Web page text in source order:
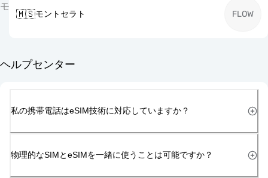
モ
🇲🇸モントセラト FLOW
ヘルプセンター
私の携帯電話はeSIM技術に対応していますか？
物理的なSIMとeSIMを一緒に使うことは可能ですか？